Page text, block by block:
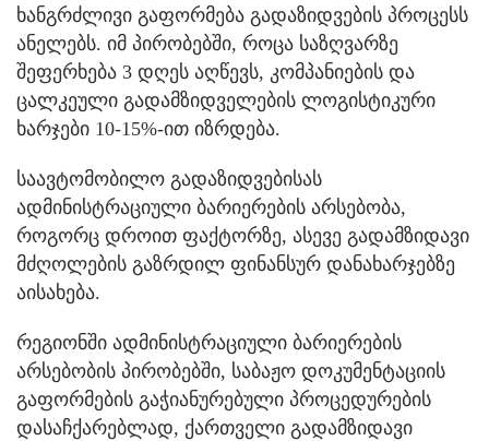
ხანგრძლივი გაფორმება გადაზიდვების პროცესს
ანელებს. იმ პირობებში, როცა საზღვარზე
შეფერხება 3 დღეს აღწევს, კომპანიების და
ცალკეული გადამზიდველების ლოგისტიკური
ხარჯები 10-15%-ით იზრდება.
საავტომობილო გადაზიდვებისას
ადმინისტრაციული ბარიერების არსებობა,
როგორც დროით ფაქტორზე, ასევე გადამზიდავი
მძღოლების გაზრდილ ფინანსურ დანახარჯებზე
აისახება.
რეგიონში ადმინისტრაციული ბარიერების
არსებობის პირობებში, საბაჟო დოკუმენტაციის
გაფორმების გაჭიანურებული პროცედურების
დასაჩქარებლად, ქართველი გადამზიდავი